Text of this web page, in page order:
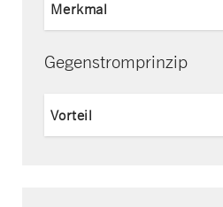
Merkmal
Gegenstromprinzip
Vorteil